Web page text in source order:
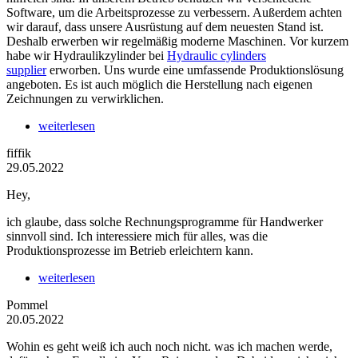
Software, um die Arbeitsprozesse zu verbessern. Außerdem achten
wir darauf, dass unsere Ausrüstung auf dem neuesten Stand ist.
Deshalb erwerben wir regelmäßig moderne Maschinen. Vor kurzem
habe wir Hydraulikzylinder bei Hydraulic cylinders
suppliererworben. Uns wurde eine umfassende Produktionslösung
angeboten. Es ist auch möglich die Herstellung nach eigenen
Zeichnungen zu verwirklichen.
weiterlesen
fiffik
29.05.2022
Hey,
ich glaube, dass solche Rechnungsprogramme für Handwerker
sinnvoll sind. Ich interessiere mich für alles, was die
Produktionsprozesse im Betrieb erleichtern kann.
weiterlesen
Pommel
20.05.2022
Wohin es geht weiß ich auch noch nicht. was ich machen werde,